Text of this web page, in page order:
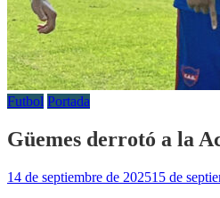
Futbol Portada
Güemes derrotó a la
14 de septiembre de 202515 de